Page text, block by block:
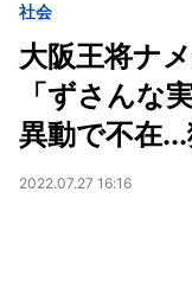
社会
大阪王将ナ
「ずさんな
異動で不在
2022.07.27 16:16